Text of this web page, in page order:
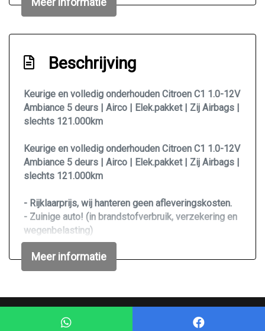
Meer info? bel of app 06-46710581
Interieur
Achterbank in delen neerklapbaar
Bekerhouders voor
Elektrische ramen voor
Toerenteller
Beschrijving
Keurige en volledig onderhouden Citroen C1 1.0-12V
Ambiance 5 deurs | Airco | Elek.pakket | Zij Airbags |
slechts 121.000km
Keurige en volledig onderhouden Citroen C1 1.0-12V
Ambiance 5 deurs | Airco | Elek.pakket | Zij Airbags |
slechts 121.000km
- Rijklaarprijs, wij hanteren geen afleveringskosten.
- Zuinige auto! (in brandstofverbruik, verzekering en
wegenbelasting)
- Zeer goed onderhouden (Onderhoudsboekje
volledig bijgehouden)
- Recent onderhoudsbeurt, katalysator, remschijven
- Rook- en huisdieren vrij.
- Nieuwe Facelift model.
Meer informatie
Mogelijk gemaakt door